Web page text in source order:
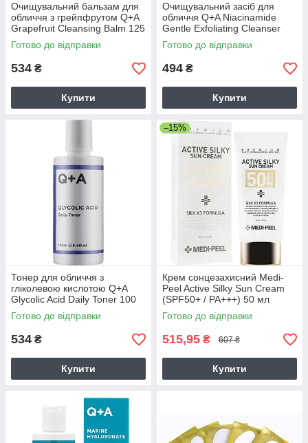
Очищувальний бальзам для
обличчя з грейпфрутом Q+A
Grapefruit Cleansing Balm 125
мл
Готово до відправки
534 ₴
Купити
Очищувальний засіб для
обличчя Q+A Niacinamide
Gentle Exfoliating Cleanser
125 мл
Готово до відправки
494 ₴
Купити
Тонер для обличчя з
гліколевою кислотою Q+A
Glycolic Acid Daily Toner 100
мл
Готово до відправки
534 ₴
Купити
–15%
Крем сонцезахисний Medi-
Peel Active Silky Sun Cream
(SPF50+ / PA+++) 50 мл
Готово до відправки
515,95 ₴ 607 ₴
Купити